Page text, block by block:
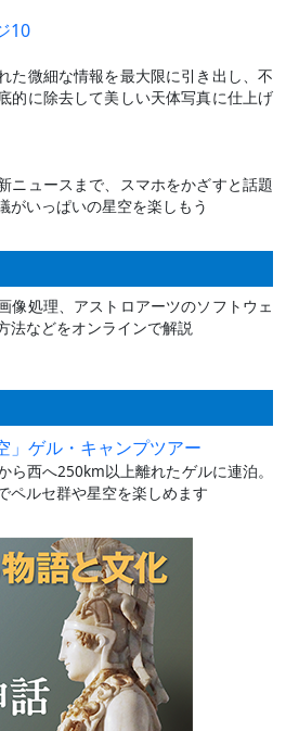
10
た微細な情報を最大限に引き出し、不
的に除去して美しい天体写真に仕上げ
ニュースまで、スマホをかざすと話題
がいっぱいの星空を楽しもう
像処理、アストロアーツのソフトウェ
法などをオンラインで解説
」ゲル・キャンプツアー
ら西へ250km以上離れたゲルに連泊。
ペルセ群や星空を楽しめます